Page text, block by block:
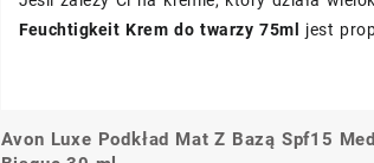
Feuchtigkeit Krem do twarzy 75ml
jest
Nawigacja
Avon Luxe Podkład Mat Z Bazą Spf15